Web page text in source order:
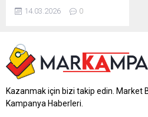
indirimler, tüm BİM
temizlik kategorisinden
onlarca üründe kampanyalı
fiyatlar mevcut. BİM 17 Mart
2026 Aktüel ürünler
kataloğu yayınlandı! Binvezir
taze kaşar peyniri, Solo
14.03.2026 0
Kazanmak için bizi takip edin. Market
Kampanya Haberleri.